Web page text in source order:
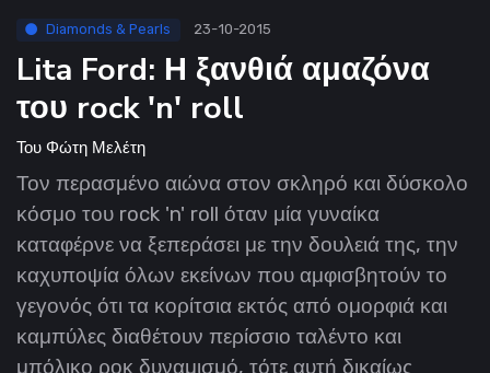
Diamonds & Pearls 23-10-2015
Lita Ford: Η ξανθιά αμαζόνα
του rock 'n' roll
Του Φώτη Μελέτη
Τον περασμένο αιώνα στον σκληρό και δύσκολο
κόσμο του rock 'n' roll όταν μία γυναίκα
καταφέρνε να ξεπεράσει με την δουλειά της, την
καχυποψία όλων εκείνων που αμφισβητούν το
γεγονός ότι τα κορίτσια εκτός από ομορφιά και
καμπύλες διαθέτουν περίσσιο ταλέντο και
μπόλικο ροκ δυναμισμό, τότε αυτή δικαίως